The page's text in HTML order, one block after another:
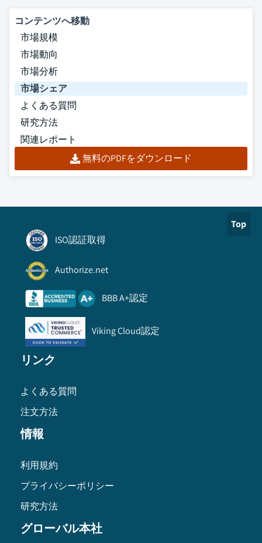
コンテンツへ移動
市場規模
市場動向
市場分析
市場シェア
よくある質問
研究方法
関連レポート
無料のPDFをダウンロード
Top
ISO認証取得
Authorize.net
BBB A+認定
Viking Cloud認定
リンク
よくある質問
注文方法
情報
利用規約
プライバシーポリシー
研究方法
グローバル本社